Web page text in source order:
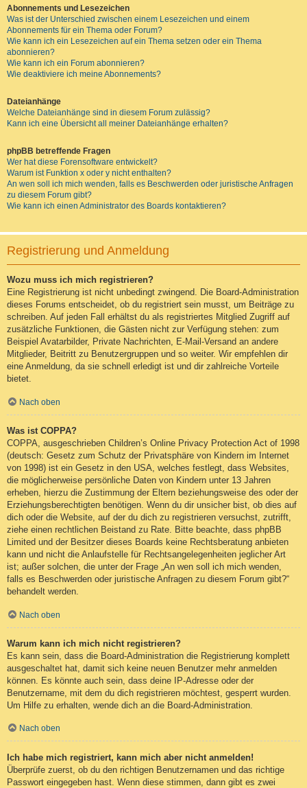
Abonnements und Lesezeichen
Was ist der Unterschied zwischen einem Lesezeichen und einem
Abonnements für ein Thema oder Forum?
Wie kann ich ein Lesezeichen auf ein Thema setzen oder ein Thema
abonnieren?
Wie kann ich ein Forum abonnieren?
Wie deaktiviere ich meine Abonnements?
Dateianhänge
Welche Dateianhänge sind in diesem Forum zulässig?
Kann ich eine Übersicht all meiner Dateianhänge erhalten?
phpBB betreffende Fragen
Wer hat diese Forensoftware entwickelt?
Warum ist Funktion x oder y nicht enthalten?
An wen soll ich mich wenden, falls es Beschwerden oder juristische Anfragen
zu diesem Forum gibt?
Wie kann ich einen Administrator des Boards kontaktieren?
Registrierung und Anmeldung
Wozu muss ich mich registrieren?
Eine Registrierung ist nicht unbedingt zwingend. Die Board-Administration
dieses Forums entscheidet, ob du registriert sein musst, um Beiträge zu
schreiben. Auf jeden Fall erhältst du als registriertes Mitglied Zugriff auf
zusätzliche Funktionen, die Gästen nicht zur Verfügung stehen: zum
Beispiel Avatarbilder, Private Nachrichten, E-Mail-Versand an andere
Mitglieder, Beitritt zu Benutzergruppen und so weiter. Wir empfehlen dir
eine Anmeldung, da sie schnell erledigt ist und dir zahlreiche Vorteile
bietet.
Nach oben
Was ist COPPA?
COPPA, ausgeschrieben Children’s Online Privacy Protection Act of 1998
(deutsch: Gesetz zum Schutz der Privatsphäre von Kindern im Internet
von 1998) ist ein Gesetz in den USA, welches festlegt, dass Websites,
die möglicherweise persönliche Daten von Kindern unter 13 Jahren
erheben, hierzu die Zustimmung der Eltern beziehungsweise des oder der
Erziehungsberechtigten benötigen. Wenn du dir unsicher bist, ob dies auf
dich oder die Website, auf der du dich zu registrieren versuchst, zutrifft,
ziehe einen rechtlichen Beistand zu Rate. Bitte beachte, dass phpBB
Limited und der Besitzer dieses Boards keine Rechtsberatung anbieten
kann und nicht die Anlaufstelle für Rechtsangelegenheiten jeglicher Art
ist; außer solchen, die unter der Frage „An wen soll ich mich wenden,
falls es Beschwerden oder juristische Anfragen zu diesem Forum gibt?“
behandelt werden.
Nach oben
Warum kann ich mich nicht registrieren?
Es kann sein, dass die Board-Administration die Registrierung komplett
ausgeschaltet hat, damit sich keine neuen Benutzer mehr anmelden
können. Es könnte auch sein, dass deine IP-Adresse oder der
Benutzername, mit dem du dich registrieren möchtest, gesperrt wurden.
Um Hilfe zu erhalten, wende dich an die Board-Administration.
Nach oben
Ich habe mich registriert, kann mich aber nicht anmelden!
Überprüfe zuerst, ob du den richtigen Benutzernamen und das richtige
Passwort eingegeben hast. Wenn diese stimmen, dann gibt es zwei